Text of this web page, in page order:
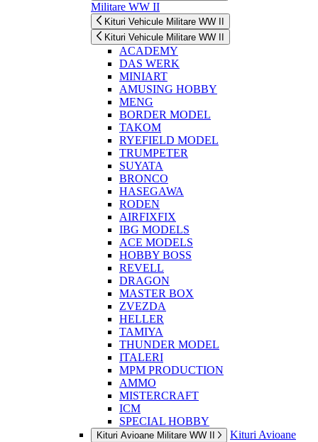
Militare WW II
Kituri Vehicule Militare WW II
Kituri Vehicule Militare WW II
ACADEMY
DAS WERK
MINIART
AMUSING HOBBY
MENG
BORDER MODEL
TAKOM
RYEFIELD MODEL
TRUMPETER
SUYATA
BRONCO
HASEGAWA
RODEN
AIRFIXFIX
IBG MODELS
ACE MODELS
HOBBY BOSS
REVELL
DRAGON
MASTER BOX
ZVEZDA
HELLER
TAMIYA
THUNDER MODEL
ITALERI
MPM PRODUCTION
AMMO
MISTERCRAFT
ICM
SPECIAL HOBBY
Kituri Avioane Militare WW II
Kituri Avioane